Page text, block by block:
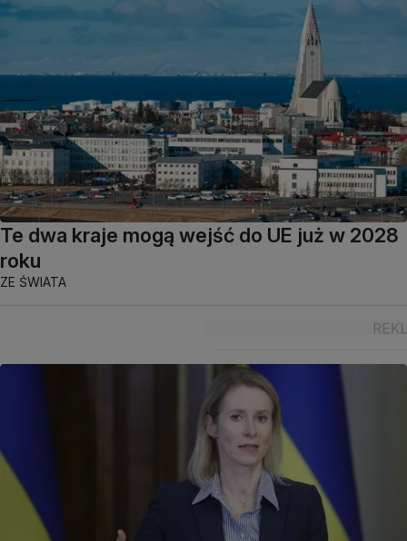
Te dwa kraje mogą wejść do UE już w 2028
roku
ZE ŚWIATA